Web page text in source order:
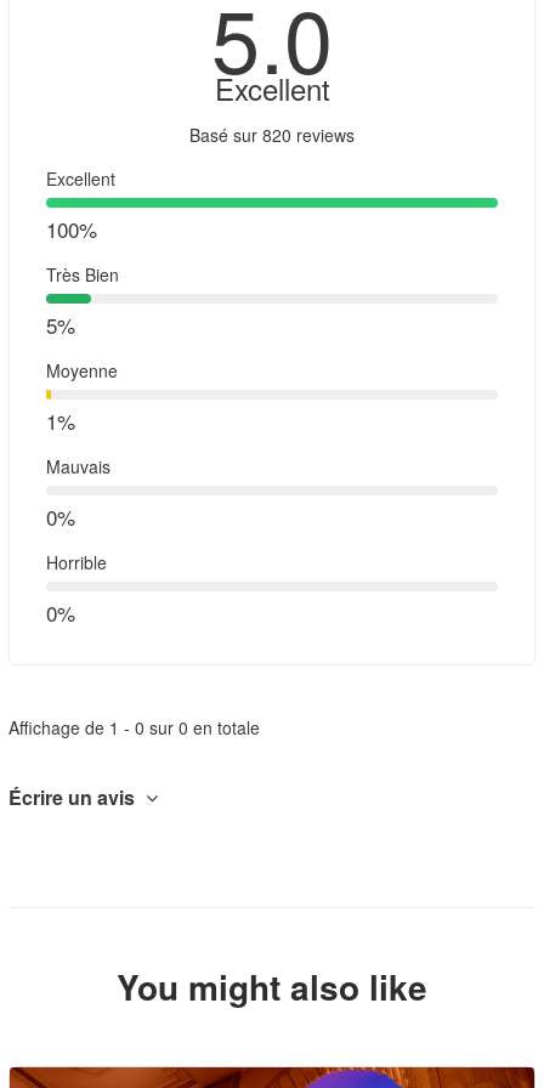
5.0
Excellent
Basé sur 820 reviews
Excellent
100%
Très Bien
5%
Moyenne
1%
Mauvais
0%
Horrible
0%
Affichage de 1 - 0 sur 0 en totale
Écrire un avis
You might also like